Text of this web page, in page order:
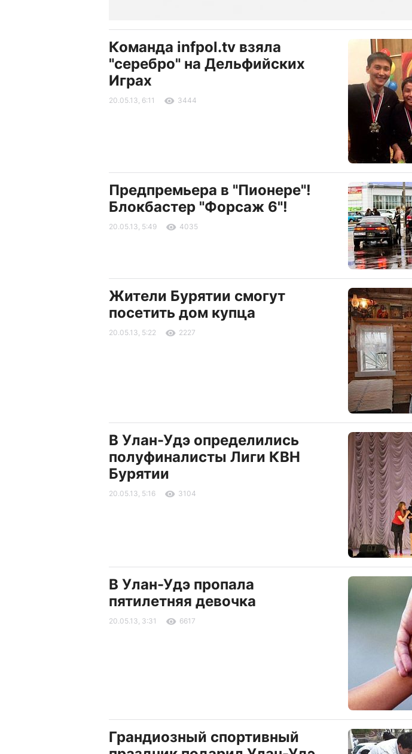
Команда infpol.tv взяла
"серебро" на Дельфийских
Играх
20.05.13, 6:11 3444
Предпремьера в "Пионере"!
Блокбастер "Форсаж 6"!
20.05.13, 5:49 4035
Жители Бурятии смогут
посетить дом купца
20.05.13, 5:22 2227
В Улан-Удэ определились
полуфиналисты Лиги КВН
Бурятии
20.05.13, 5:16 3104
В Улан-Удэ пропала
пятилетняя девочка
20.05.13, 3:31 6617
Грандиозный спортивный